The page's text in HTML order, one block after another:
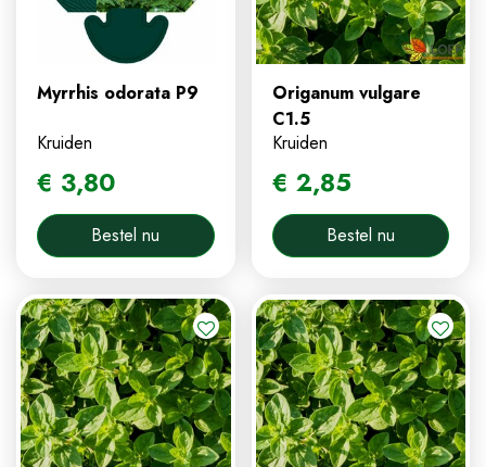
Myrrhis odorata P9
Kruiden
€ 3,80
Bestel nu
Origanum vulgare
C1.5
Kruiden
€ 2,85
Bestel nu